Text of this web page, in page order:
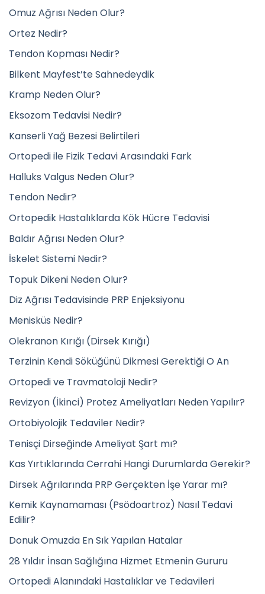
Omuz Ağrısı Neden Olur?
Ortez Nedir?
Tendon Kopması Nedir?
Bilkent Mayfest’te Sahnedeydik
Kramp Neden Olur?
Eksozom Tedavisi Nedir?
Kanserli Yağ Bezesi Belirtileri
Ortopedi ile Fizik Tedavi Arasındaki Fark
Halluks Valgus Neden Olur?
Tendon Nedir?
Ortopedik Hastalıklarda Kök Hücre Tedavisi
Baldır Ağrısı Neden Olur?
İskelet Sistemi Nedir?
Topuk Dikeni Neden Olur?
Diz Ağrısı Tedavisinde PRP Enjeksiyonu
Menisküs Nedir?
Olekranon Kırığı (Dirsek Kırığı)
Terzinin Kendi Söküğünü Dikmesi Gerektiği O An
Ortopedi ve Travmatoloji Nedir?
Revizyon (İkinci) Protez Ameliyatları Neden Yapılır?
Ortobiyolojik Tedaviler Nedir?
Tenisçi Dirseğinde Ameliyat Şart mı?
Kas Yırtıklarında Cerrahi Hangi Durumlarda Gerekir?
Dirsek Ağrılarında PRP Gerçekten İşe Yarar mı?
Kemik Kaynamaması (Psödoartroz) Nasıl Tedavi
Edilir?
Donuk Omuzda En Sık Yapılan Hatalar
28 Yıldır İnsan Sağlığına Hizmet Etmenin Gururu
Ortopedi Alanındaki Hastalıklar ve Tedavileri